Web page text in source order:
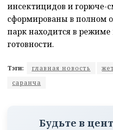
инсектицидов и горюче-
сформированы в полном
парк находится в
готовности.
Тэги: главная новость
саранча
Будьте в